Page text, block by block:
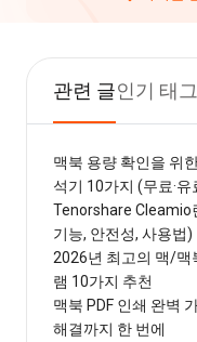
관련 글인기 태그
맥북 용량 확인을 위
석기 10가지 (무료·유
Tenorshare Cleamio
기능, 안전성, 사용법)
2026년 최고의 맥/맥
램 10가지 추천
맥북 PDF 인쇄 완벽
해결까지 한 번에